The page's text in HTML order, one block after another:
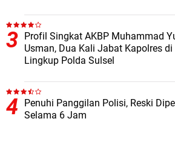
Profil Singkat AKBP Muhammad
Usman, Dua Kali Jabat Kapolres di
Lingkup Polda Sulsel
Penuhi Panggilan Polisi, Reski
Selama 6 Jam